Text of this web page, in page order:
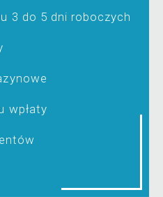
3 do 5 dni roboczych
wpłaty